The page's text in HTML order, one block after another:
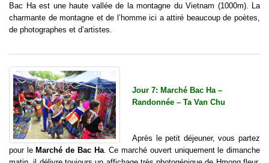
Bac Ha est une haute vallée de la montagne du Vietnam (1000m). La
charmante de montagne et de l’homme ici a attiré beaucoup de poètes,
de photographes et d’artistes.
Jour 7: Marché Bac Ha –
Randonnée – Ta Van Chu
Après le petit déjeuner, vous partez
pour le Marché de Bac Ha. Ce marché ouvert uniquement le dimanche